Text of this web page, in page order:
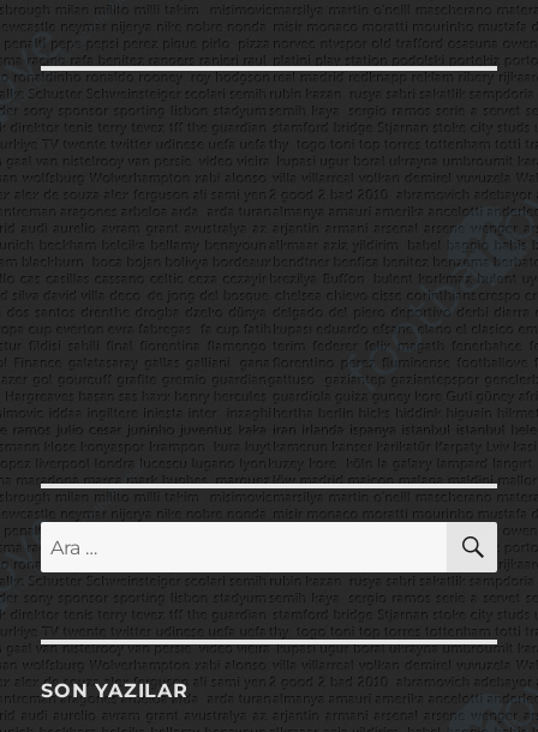
Ara:
SON YAZILAR